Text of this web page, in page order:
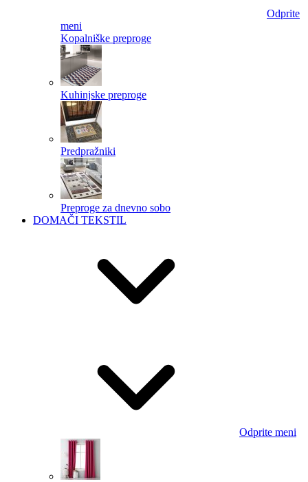
Odprite
meni
Kopalniške preproge
Kuhinjske preproge
Predpražniki
Preproge za dnevno sobo
DOMAČI TEKSTIL
Odprite meni